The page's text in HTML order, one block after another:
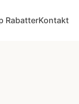
RabatterKontakt